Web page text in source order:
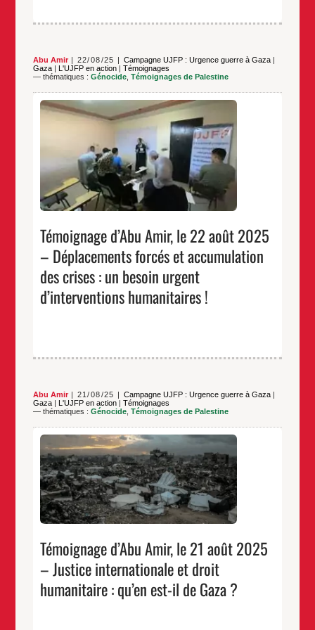
Abu Amir 22/08/25 Campagne UJFP : Urgence guerre à Gaza|
Gaza| L'UJFP en action| Témoignages
— thématiques : Génocide, Témoignages de Palestine
Témoignage d’Abu Amir, le 22 août 2025
– Déplacements forcés et accumulation
des crises : un besoin urgent
d’interventions humanitaires !
Abu Amir, 22 août 2025, bande de Gaza Les
habitants de la bande de Gaza vivent dans des
conditions exceptionnelles et complexes, où la vie
quotidienne est devenue un enchaînement de défis
dépassant la capacité humaine à les supporter. La
peur n’est plus une simple émotion passagère, mais
…
Témoignage
d’Abu
Amir,
le
22
2025
–
Déplacements
forcés
et
accumulation
des
crises :
Abu Amir 21/08/25 Campagne UJFP : Urgence guerre à Gaza|
Gaza| L'UJFP en action| Témoignages
— thématiques : Génocide, Témoignages de Palestine
Témoignage d’Abu Amir, le 21 août 2025
– Justice internationale et droit
humanitaire : qu’en est-il de Gaza ?
Abu Amir, le 21 août 2025, Gaza Depuis de longues
décennies, et plus particulièrement ces dernières
années, les habitants de la bande de Gaza posent
une question existentielle qui touche à leur vie, leur
dignité et l’avenir de leurs enfants : où se situe le
droit international humanitaire lorsque leurs
…
d’Abu
Amir,
le
août
2025
–
Justice
et